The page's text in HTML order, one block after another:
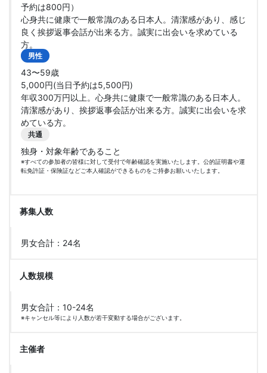
予約は800円）
心身共に健康で一般常識のある日本人。清潔感があり、感じ
良く挨拶返事会話が出来る方。誠実に出会いを求めている
方。
男性
43〜59歳
5,000円(当日予約は5,500円)
年収300万円以上。心身共に健康で一般常識のある日本人。
清潔感があり、挨拶返事会話が出来る方。誠実に出会いを求
めている方。
共通
独身・対象年齢であること
※すべての参加者の皆様に対して受付で年齢確認を実施いたします。公的証明書や運
転免許証・保険証などご本人確認ができるものをご持参お願いいたします。
募集人数
男女合計：24名
人数規模
男女合計：10-24名
※キャンセル等により人数が若干変動する場合がございます。
主催者